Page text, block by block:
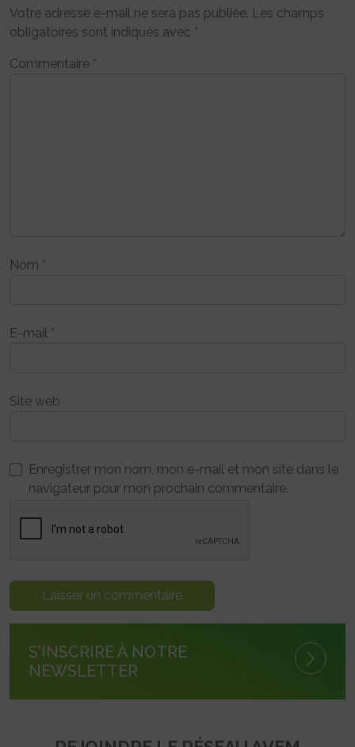
Votre adresse e-mail ne sera pas publiée. Les champs
obligatoires sont indiqués avec *
Commentaire *
Nom *
E-mail *
Site web
Enregistrer mon nom, mon e-mail et mon site dans le
navigateur pour mon prochain commentaire.
S'INSCRIRE À NOTRE
NEWSLETTER